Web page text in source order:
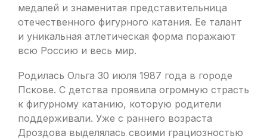
медалей и знаменитая представительница
отечественного фигурного катания. Ее талант
и уникальная атлетическая форма поражают
всю Россию и весь мир.
Родилась Ольга 30 июля 1987 года в городе
Пскове. С детства проявила огромную страсть
к фигурному катанию, которую родители
поддерживали. Уже с раннего возраста
Дроздова выделялась своими грациозностью